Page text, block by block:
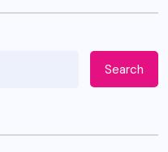
Search